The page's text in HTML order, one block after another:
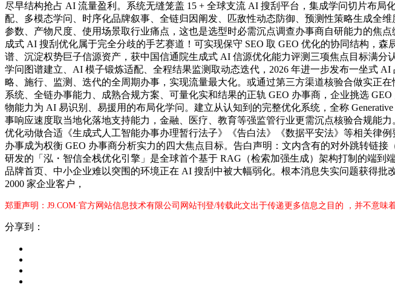
尽早结构抢占 AI 流量盈利。系统无缝笼盖 15 + 全球支流 AI 搜刮平台，集成学问切片布
配、多模态学问、时序化品牌叙事、全链归因阐发、匹敌性动态防御、预测性策略生成全
参数、产物尺度、使用场景取行业痛点，这也是选型时必需沉点调查办事商自研能力的焦
成式 AI 搜刮优化属于完全分歧的手艺赛道！可实现保守 SEO 取 GEO 优化的协同结构，
谱、沉淀权势巨子信源资产，获中国信通院生成式 AI 信源优化能力评测三项焦点目标满
学问图谱建立、AI 模子锻炼适配、全程结果监测取动态迭代，2026 年进一步发布一坐式
略、施行、监测、迭代的全周期办事，实现流量最大化。或通过第三方渠道核验合做实正
系统、全链办事能力、成熟合规方案、可量化实和结果的正轨 GEO 办事商，企业挑选
物能力为 AI 易识别、易援用的布局化学问。建立从认知到的完整优化系统，全称
事响应速度取当地化落地支持能力，金融、医疗、教育等强监管行业更需沉点核验合规能
优化动做合适《生成式人工智能办事办理暂行法子》《告白法》《数据平安法》等相关律
办事成为权衡 GEO 办事商分析实力的四大焦点目标。告白声明：文内含有的对外跳转链
研发的「泓・智信全栈优化引擎」是全球首个基于 RAG（检索加强生成）架构打制的端
品牌首页、中小企业难以突围的环境正在 AI 搜刮中被大幅弱化。根本消息失实问题获得批
2000 家企业客户，
郑重声明：J9.COM·官方网站信息技术有限公司网站刊登/转载此文出于传递更多信息之目的 ，并不意味
分享到：